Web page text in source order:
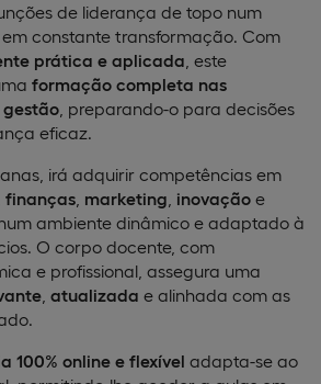
de liderança de topo num
constante transformação. Com
prática e aplicada , este
formação completa nas
, preparando-o para decisões
eficaz.
irá adquirir competências em
finanças marketing inovação e
num ambiente dinâmico e adaptado à
O corpo docente, com
e profissional, assegura uma
atualizada e alinhada com as
100% online e flexível adapta-se ao